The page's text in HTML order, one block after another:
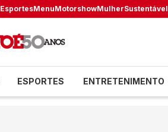
EsportesMenuMotorshowMulherSustentável
ESPORTES ENTRETENIMENTO